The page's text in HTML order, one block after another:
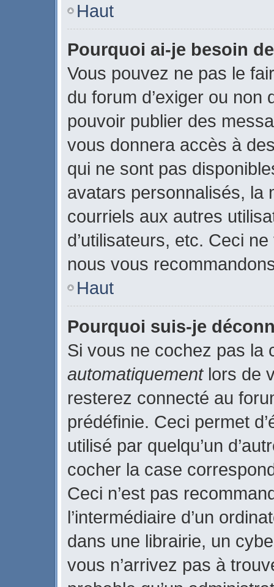
Haut
Pourquoi ai-je besoin
Vous pouvez ne pas le
du forum d’exiger ou
pouvoir publier des
vous donnera accès à
qui ne sont pas
avatars personnalisés, la
courriels aux autres
d’utilisateurs, etc. Ceci
nous vous
Haut
Pourquoi suis-je
Si vous ne cochez pas la
automatiquementlors de
resterez connecté au
prédéfinie. Ceci permet
utilisé par quelqu’un
cocher la case
Ceci n’est pas
l’intermédiaire d’un
dans une librairie, un
vous n’arrivez pas à